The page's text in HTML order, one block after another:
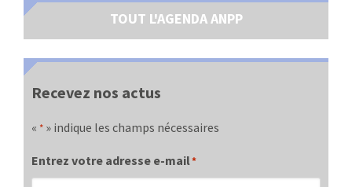
TOUT L'AGENDA ANPP
Recevez nos actus
« * » indique les champs nécessaires
Entrez votre adresse e-mail*